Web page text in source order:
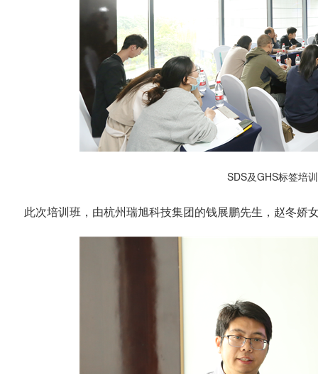
SDS及GHS标签培
此次培训班，由杭州瑞旭科技集团的钱展鹏先生，赵冬娇